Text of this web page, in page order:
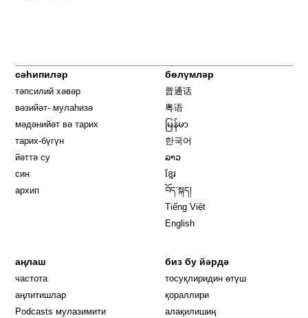
сәһипиләр
тәпсилий хәвәр
вәзийәт- мулаһизә
мәдәнийәт вә тарих
тарих-бүгүн
йәттә су
син
архип
бөлүмләр
普通话
粤语
မြန်မာ
한국어
ລາວ
ខ្មែរ
བོད་སྐད།
Tiếng Việt
English
аңлаш
частота
аңлитишлар
Podcasts мулазимити
биз бу йәрдә
тосуқлиридин өтүш
қораллири
алақилишиң